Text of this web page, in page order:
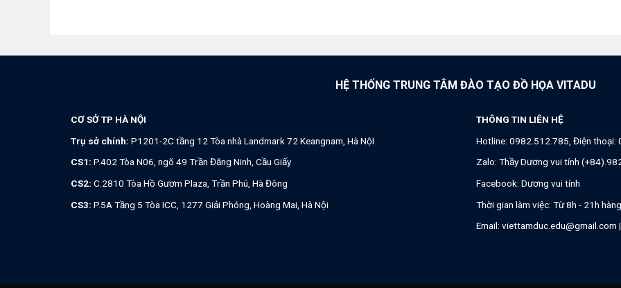
HỆ THỐNG TRUNG TÂM ĐÀO TẠO ĐỒ HỌA VITADU
CƠ SỞ TP HÀ NỘI
Trụ sở chính: P1201-2C tầng 12 Tòa nhà Landmark 72 Keangnam, Hà NộI
CS1: P.402 Tòa N06, ngõ 49 Trần Đăng Ninh, Cầu Giấy
CS2: C.2810 Tòa Hồ Gươm Plaza, Trần Phú, Hà Đông
CS3: P.5A Tầng 5 Tòa ICC, 1277 Giải Phóng, Hoàng Mai, Hà Nội
THÔNG TIN LIÊN HỆ
Hotline: 0982.512.785 , Điện thoại:
Zalo: Thầy Dương vui tính
Facebook: Dương vui tính
Thời gian làm việc: Từ 8h - 21h
Email: viettamduc.edu@gmail.com